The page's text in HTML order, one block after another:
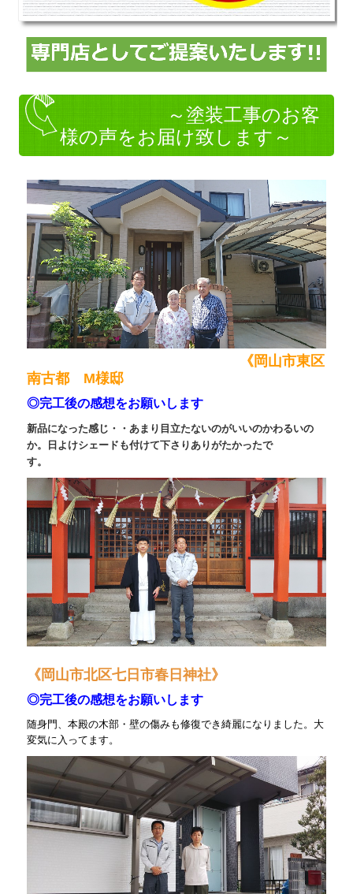
～塗装工事のお客
様の声をお届け致します～
《岡山市東区
南古都 M様邸
◎完工後の感想をお願いします
新品になった感じ・・あまり目立たないのがいいのかわるいの
か。日よけシェードも付けて下さりありがたかったで
す。
《岡山市北区七日市春日神社》
◎完工後の感想をお願いします
随身門、本殿の木部・壁の傷みも修復でき綺麗になりました。 大
変気に入ってます。